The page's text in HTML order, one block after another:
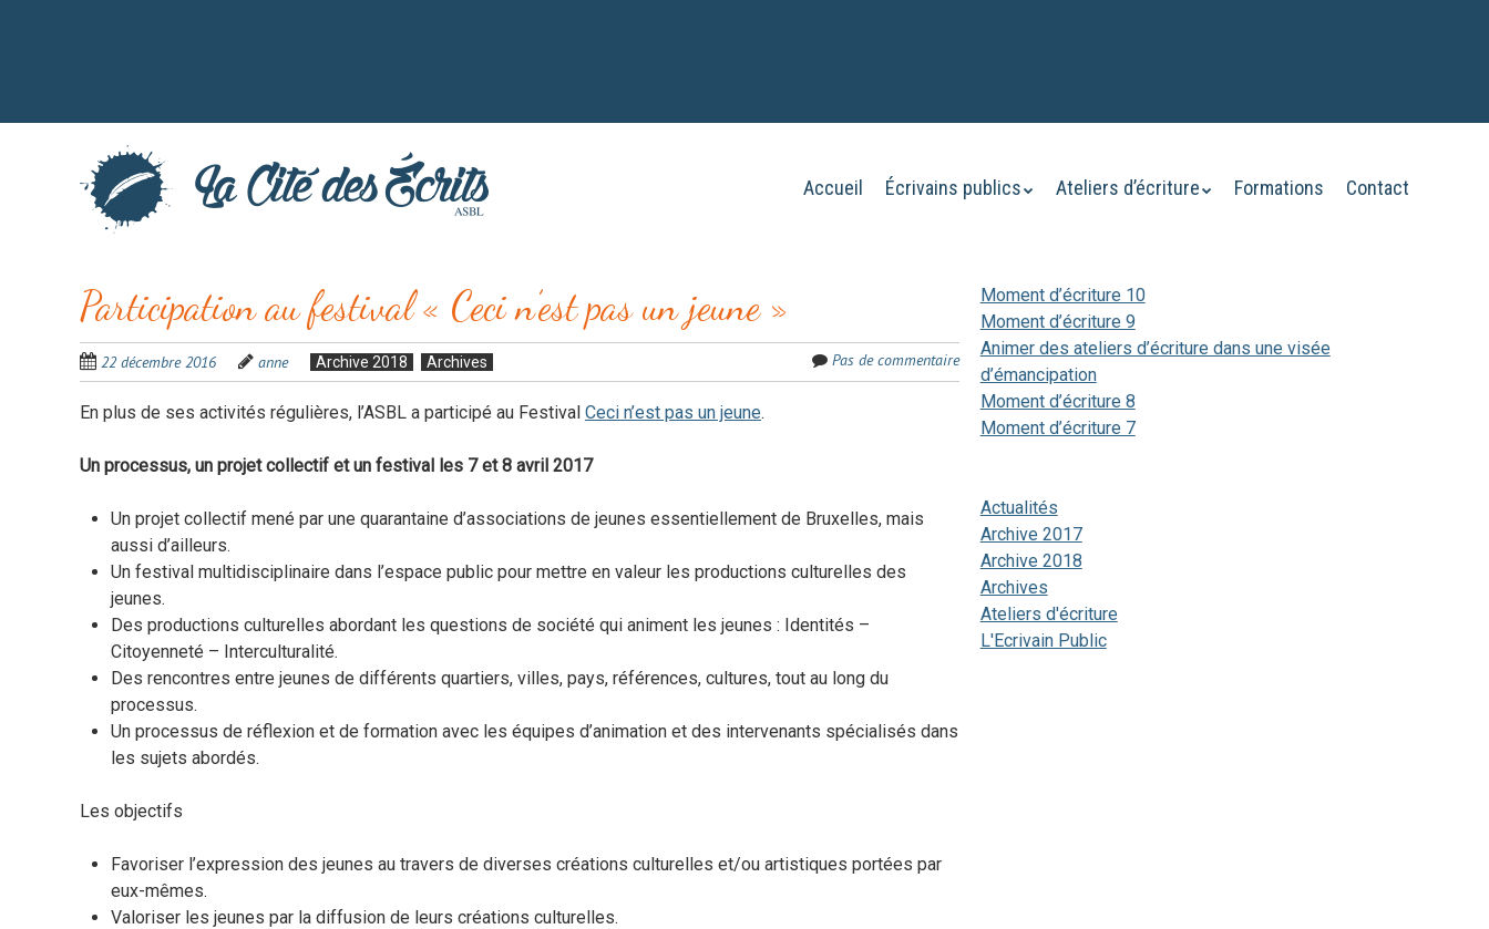
Menu
AllerAccueil Écrivains publics Ateliers d’écriture Formations Contact
Participation au festival « Ceci n’est pas un jeune »
22 décembre 2016 anne Archive 2018 Archives Pas de commentaire
En plus de ses activités régulières, l’ASBL a participé au Festival Ceci n’est pas un jeune.
Un processus, un projet collectif et un festival les 7 et 8 avril 2017
Un projet collectif mené par une quarantaine d’associations de jeunes essentiellement de Bruxelles, mais
aussi d’ailleurs.
Un festival multidisciplinaire dans l’espace public pour mettre en valeur les productions culturelles des
jeunes.
Des productions culturelles abordant les questions de société qui animent les jeunes : Identités –
Citoyenneté – Interculturalité.
Des rencontres entre jeunes de différents quartiers, villes, pays, références, cultures, tout au long du
processus.
Un processus de réflexion et de formation avec les équipes d’animation et des intervenants spécialisés dans
les sujets abordés.
Les objectifs
Favoriser l’expression des jeunes au travers de diverses créations culturelles et/ou artistiques portées par
eux-mêmes.
Valoriser les jeunes par la diffusion de leurs créations culturelles.
Moment d’écriture 10
Moment d’écriture 9
Animer des ateliers d’écriture dans une visée
d’émancipation
Moment d’écriture 8
Moment d’écriture 7
Actualités
Archive 2017
Archive 2018
Archives
Ateliers d'écriture
L'Ecrivain Public